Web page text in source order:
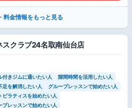
料金情報をもっと見る
スクラブ24名取南仙台店
付きジムに通いたい人
隙間時間を活用したい人
足を解消したい人
グループレッスンで始めたい人
ピラティスを始めたい人
プレッスンで始めたい人